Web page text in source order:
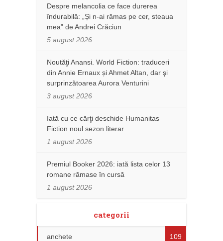
Despre melancolia ce face durerea
îndurabilă: „Și n-ai rămas pe cer, steaua
mea” de Andrei Crăciun
5 august 2026
Noutăţi Anansi. World Fiction: traduceri
din Annie Ernaux și Ahmet Altan, dar şi
surprinzătoarea Aurora Venturini
3 august 2026
Iată cu ce cărţi deschide Humanitas
Fiction noul sezon literar
1 august 2026
Premiul Booker 2026: iată lista celor 13
romane rămase în cursă
1 august 2026
categorii
anchete 109